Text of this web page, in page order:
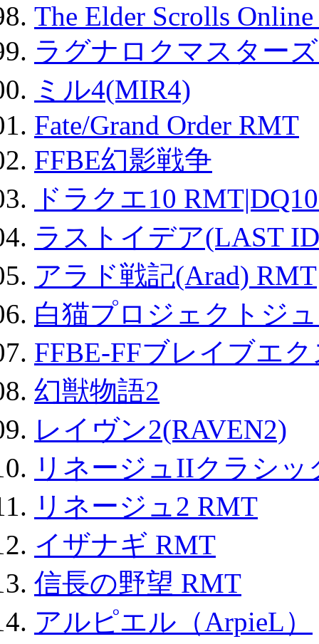
The Elder Scrolls
ラグナロクマスター
ミル4(MIR4)
Fate/Grand Order RMT
FFBE幻影戦争
ドラクエ10
ラストイデア(LAST
アラド戦記(Arad) RMT
白猫プロジェクトジ
FFBE-FFブレイブエ
幻獣物語2
レイヴン2(RAVEN2)
リネージュIIクラシ
リネージュ2 RMT
イザナギ RMT
信長の野望 RMT
アルピエル（ArpieL）